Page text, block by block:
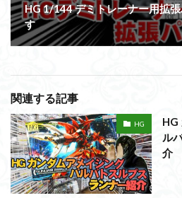
HG 1/144 デミトレーナー用拡
す
関連する記事
HG
HG
ル
介